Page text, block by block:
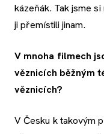
kázeňák. Tak jsme
ji přemístili jinam.
V mnoha filmech
věznicích běžným
věznicích?
V Česku k takovým